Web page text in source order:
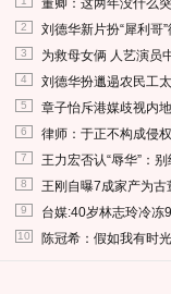
董卿：这两年没什么
2 刘德华新片扮“犀利哥
3 为救母女俩 人艺演员
4 刘德华扮邋遢农民工
5 章子怡斥港媒歧视内
6 律师：于正不构成侵
7 王力宏否认“辱华”：
8 王刚自曝7成家产为
9 台媒:40岁林志玲冷冻
10 陈冠希：假如我有时